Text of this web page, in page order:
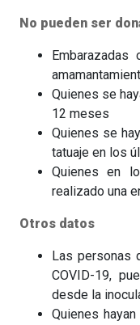
No pueden ser
Quienes se
12 meses
Quienes se
tatuaje en los
Quienes en
realizado una
Otros datos
Las personas
COVID-19,
desde la
Quienes